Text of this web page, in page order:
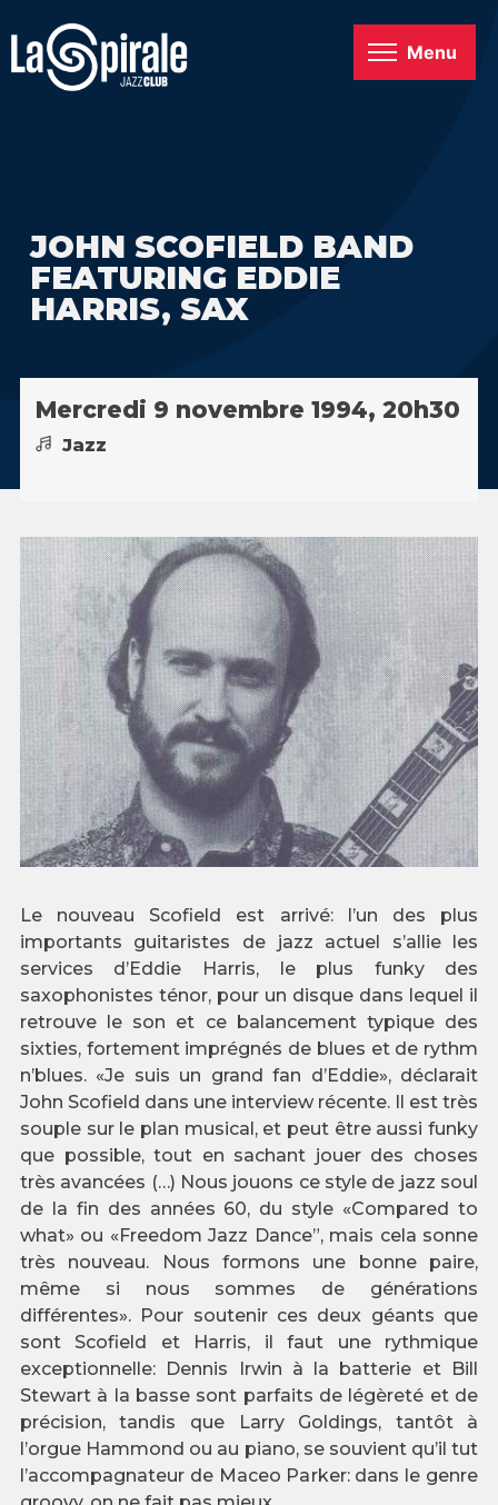
Menu
JOHN SCOFIELD BAND
FEATURING EDDIE
HARRIS, SAX
Mercredi 9 novembre 1994, 20h30
Jazz
Le nouveau Scofield est arrivé: l’un des plus
importants guitaristes de jazz actuel s’allie les
services d’Eddie Harris, le plus funky des
saxophonistes ténor, pour un disque dans lequel il
retrouve le son et ce balancement typique des
sixties, fortement imprégnés de blues et de rythm
n’blues. «Je suis un grand fan d’Eddie», déclarait
John Scofield dans une interview récente. Il est très
souple sur le plan musical, et peut être aussi funky
que possible, tout en sachant jouer des choses
très avancées (…) Nous jouons ce style de jazz soul
de la fin des années 60, du style «Compared to
what» ou «Freedom Jazz Dance”, mais cela sonne
très nouveau. Nous formons une bonne paire,
même si nous sommes de générations
différentes». Pour soutenir ces deux géants que
sont Scofield et Harris, il faut une rythmique
exceptionnelle: Dennis Irwin à la batterie et Bill
Stewart à la basse sont parfaits de légèreté et de
précision, tandis que Larry Goldings, tantôt à
l’orgue Hammond ou au piano, se souvient qu’il tut
l’accompagnateur de Maceo Parker: dans le genre